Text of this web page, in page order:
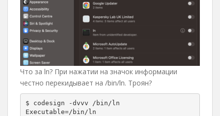
Что за ln? При нажатии на значок информации
честно перекидывает на /bin/ln. Троян?
$ codesign -dvvv /bin/ln
Executable=/bin/ln